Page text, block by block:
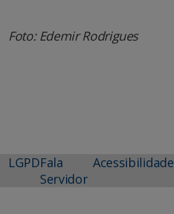
Foto: Edemir Rodrigues
LGPDFala
Servidor
Acessibilidade